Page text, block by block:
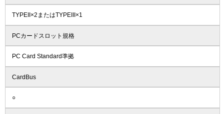
TYPEII×2またはTYPEIII×1
PCカードスロット規格
PC Card Standard準拠
CardBus
○